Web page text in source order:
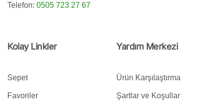
Telefon: 0505 723 27 67
Kolay Linkler
Sepet
Favoriler
Yardım Merkezi
Ürün Karşılaştırma
Şartlar ve Koşullar